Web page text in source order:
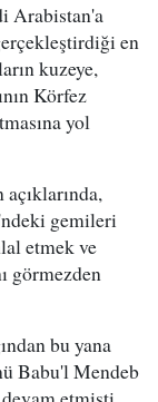
Arabistan'a
en
kuzeye,
Körfez
yol
gemileri
etmek ve
görmezden
bu yana
Babu'l Mendeb